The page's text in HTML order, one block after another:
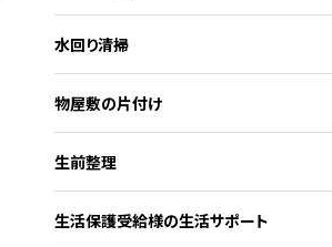
水回り清掃
物屋敷の片付け
生前整理
生活保護受給様の生活サポート